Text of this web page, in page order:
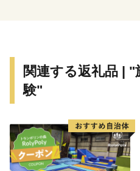
で、皆さまにご満足
頂けましたら幸いにございま
関連する返礼品 |
験"